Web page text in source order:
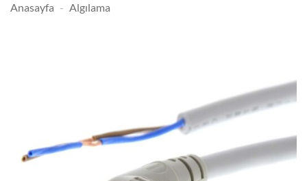
Anasayfa - Algılama